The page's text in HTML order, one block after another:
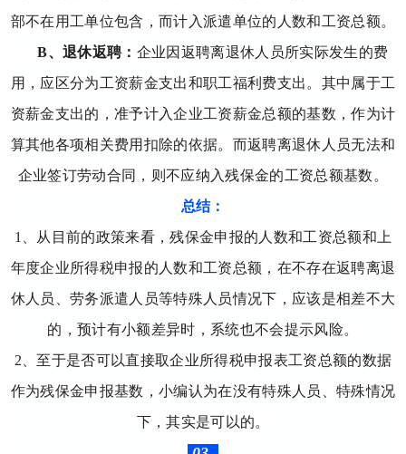
部不在用工单位包含，而计入派遣单位的人数和工资总额。
B、退休返聘： 企业因返聘离退休人员所实际发生的费
用，应区分为工资薪金支出和职工福利费支出。其中属于工
资薪金支出的，准予计入企业工资薪金总额的基数，作为计
算其他各项相关费用扣除的依据。而返聘离退休人员无法和
企业签订劳动合同，则不应纳入残保金的工资总额基数。
总结：
1、从目前的政策来看，残保金申报的人数和工资总额和上
年度企业所得税申报的人数和工资总额，在不存在返聘离退
休人员、劳务派遣人员等特殊人员情况下，应该是相差不大
的，预计有小额差异时，系统也不会提示风险。
2、至于是否可以直接取企业所得税申报表工资总额的数据
作为残保金申报基数，小编认为在没有特殊人员、特殊情况
下，其实是可以的。